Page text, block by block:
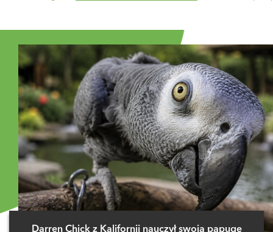
Darren Chick z Kalifornii nauczył swoją papugę